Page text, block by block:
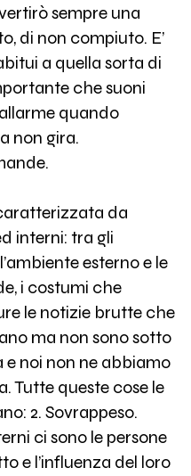
sempre una
di non compiuto. E’
a quella sorta di
che suoni
quando
non gira.
da
interni: tra gli
esterno e le
i costumi che
le notizie brutte che
ma non sono sotto
e noi non ne abbiamo
Tutte queste cose le
2. Sovrappeso.
ci sono le persone
e l’influenza del loro